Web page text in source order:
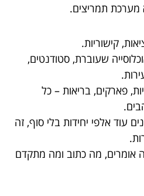
מערכת תמריצים.
קישוריות.
שעוברת, סטודנטים,
פארקים, בריאות – כל
עוד אלפי יחידות בלי סוף, זה
אומרים, מה כתוב ומה מתקדם